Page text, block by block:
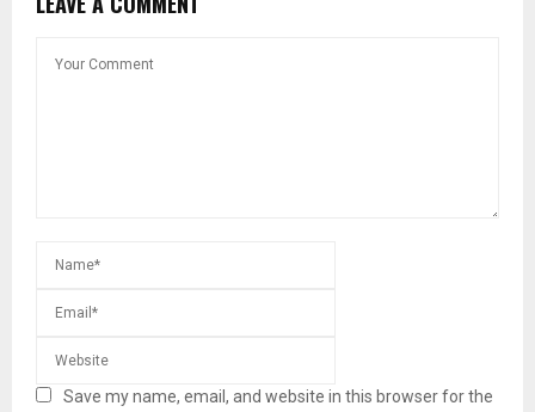
Save my name, email, and website in this browser for the